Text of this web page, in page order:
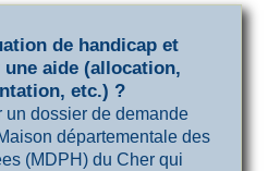
de handicap et
aide (allocation,
etc.) ?
dossier de demande
départementale des
(MDPH) du Cher qui